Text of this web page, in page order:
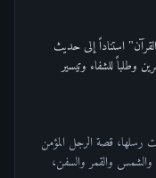
"قلب القرآن" استناداً إلى حديث
وطلباً للشفاء وتيسير
رسلها، قصة الرجل المؤمن
والشمس والقمر والسفن،